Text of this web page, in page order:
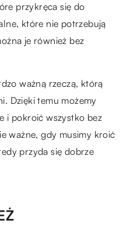
przykręca się do
które nie potrzebują
je również bez
ważną rzeczą, którą
Dzięki temu możemy
i pokroić wszystko bez
ważne, gdy musimy kroić
przyda się dobrze